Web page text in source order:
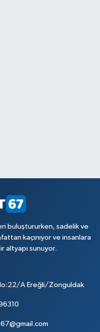
buluştururken, sadelik ve
kaçınıyor ve insanlara
altyapı sunuyor.
A Ereğli/Zonguldak